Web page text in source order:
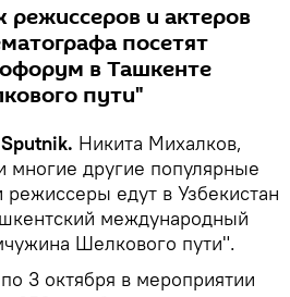
режиссеров и актеров
посетят
в Ташкенте
пути"
Никита Михалков,
многие другие популярные
режиссеры едут в Узбекистан
международный
Шелкового пути".
3 октября в мероприятии